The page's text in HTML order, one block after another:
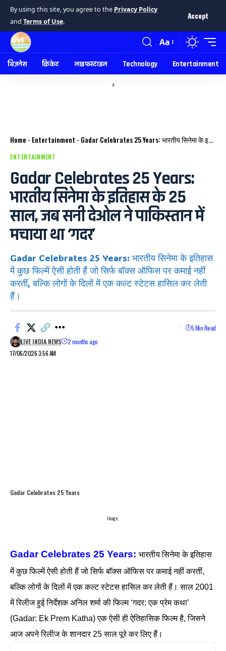
By using this site, you agree to the Privacy Policy
and Terms of Use.
Accept
Aa
बिज़नेस क्रिकेट लाइफस्टाइल Technology Entertainment
a
Home - Entertainment - Gadar Celebrates 25 Years: भारतीय सिनेमा के इतिहास के 25 साल, जब सनी देओल ने पाकिस्तान में मचाया था ‘गदर’
ENTERTAINMENT
Gadar Celebrates 25 Years:
भारतीय सिनेमा के इतिहास के 25
साल, जब सनी देओल ने पाकिस्तान में
मचाया था ‘गदर’
Gadar Celebrates 25 Years: भारतीय सिनेमा के इतिहास
में कुछ फिल्में ऐसी होती हैं जो सिर्फ बॉक्स ऑफिस पर कमाई नहीं
करतीं, बल्कि लोगों के दिलों में एक कल्ट स्टेटस हासिल कर लेती
हैं।
17/06/2026 3:56 AM
LIVE INDIA NEWS 2 months ago
5 Min Read
Gadar Celebrates 25 Years
Image..
Gadar Celebrates 25 Years: भारतीय सिनेमा के इतिहास
में कुछ फिल्में ऐसी होती हैं जो सिर्फ बॉक्स ऑफिस पर कमाई नहीं करतीं,
बल्कि लोगों के दिलों में एक कल्ट स्टेटस हासिल कर लेती हैं। साल 2001
में रिलीज हुई निर्देशक अनिल शर्मा की फिल्म ‘गदर: एक प्रेम कथा’
(Gadar: Ek Prem Katha) एक ऐसी ही ऐतिहासिक फिल्म है, जिसने
आज अपने रिलीज के शानदार 25 साल पूरे कर लिए हैं।